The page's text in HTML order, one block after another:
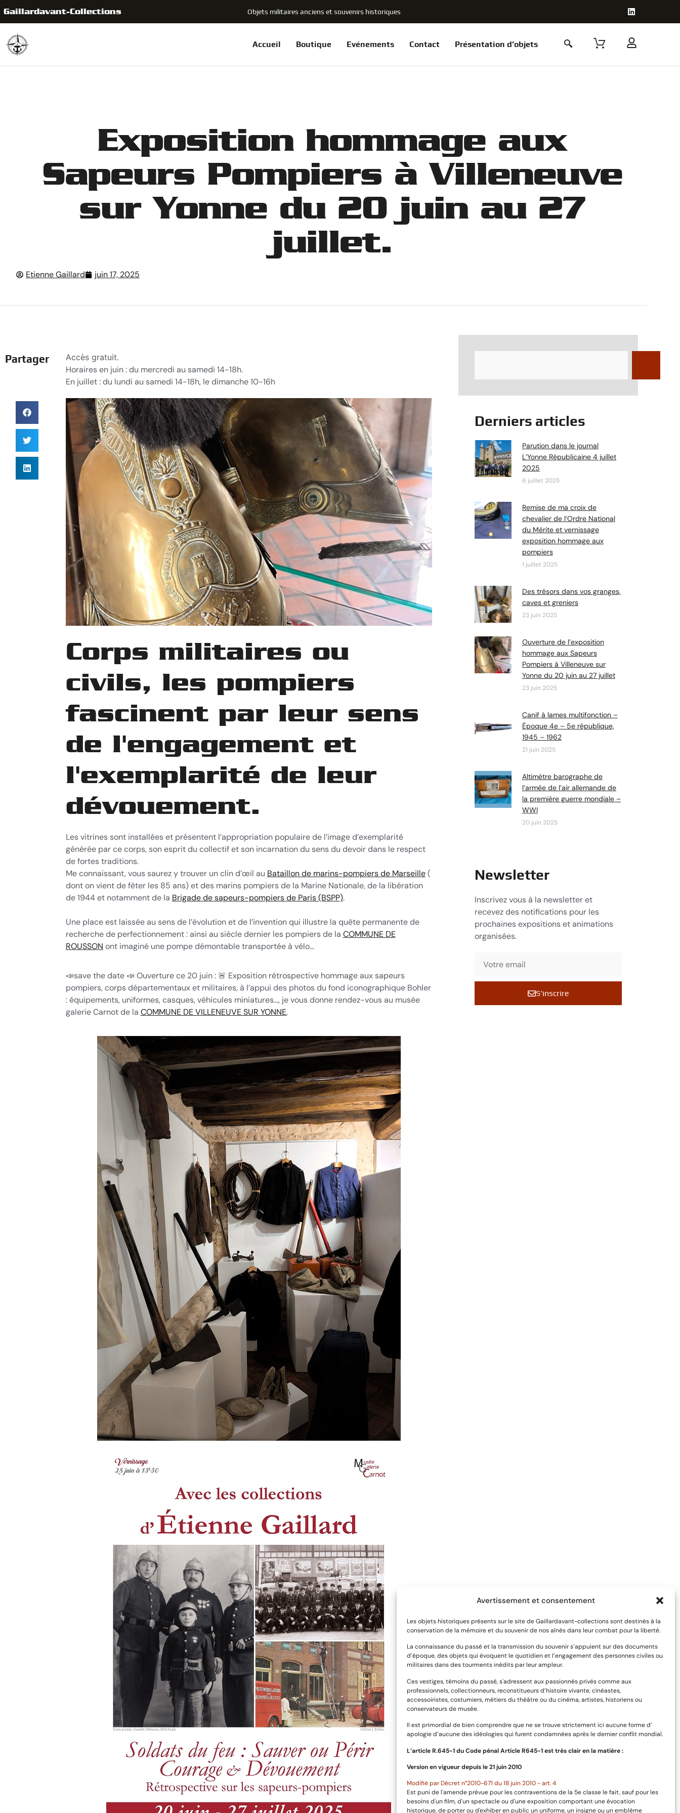
Avertissement et consentement
Les objets historiques présents sur le site de Gaillardavant-collections sont destinés à la
conservation de la mémoire et du souvenir de nos aînés dans leur combat pour la liberté.
La connaissance du passé et la transmission du souvenir s’appuient sur des documents
d’époque, des objets qui évoquent le quotidien et l’engagement des personnes civiles ou
militaires dans des tourments inédits par leur ampleur.
Ces vestiges, témoins du passé, s'adressent aux passionnés privés comme aux
professionnels, collectionneurs, reconstitueurs d’histoire vivante, cinéastes,
accessoiristes, costumiers, métiers du théâtre ou du cinéma, artistes, historiens ou
conservateurs de musée.
Il est primordial de bien comprendre que ne se trouve strictement ici aucune forme d’
apologie d’aucune des idéologies qui furent condamnées après le dernier conflit mondial.
L’article R.645­-1 du Code pénal Article R645-1 est très clair en la matière :
Version en vigueur depuis le 21 juin 2010
Modifié par Décret n°2010-671 du 18 juin 2010 - art. 4
Est puni de l'amende prévue pour les contraventions de la 5e classe le fait, sauf pour les
besoins d'un film, d'un spectacle ou d'une exposition comportant une évocation
historique, de porter ou d'exhiber en public un uniforme, un insigne ou un emblème
Gaillardavant-Collections Objets militaires anciens et souvenirs historiques
Accueil Boutique Evénements Contact Présentation d’objets
Exposition hommage aux
Sapeurs Pompiers à Villeneuve
sur Yonne du 20 juin au 27
juillet.
Etienne Gaillard juin 17, 2025
Partager Accès gratuit.
Horaires en juin : du mercredi au samedi 14-18h.
En juillet : du lundi au samedi 14-18h, le dimanche 10-16h
Corps militaires ou
civils, les pompiers
fascinent par leur sens
de l'engagement et
l'exemplarité de leur
dévouement.
Les vitrines sont installées et présentent l’appropriation populaire de l’image d’exemplarité
générée par ce corps, son esprit du collectif et son incarnation du sens du devoir dans le respect
de fortes traditions.
Me connaissant, vous saurez y trouver un clin d’œil au Bataillon de marins-pompiers de Marseille(
dont on vient de fêter les 85 ans) et des marins pompiers de la Marine Nationale, de la libération
de 1944 et notamment de la Brigade de sapeurs-pompiers de Paris (BSPP).
Une place est laissée au sens de l’évolution et de l’invention qui illustre la quête permanente de
recherche de perfectionnement : ainsi au siècle dernier les pompiers de la COMMUNE DE
ROUSSON ont imaginé une pompe démontable transportée à vélo…
📣save the date 📣 Ouverture ce 20 juin : 🚨 Exposition rétrospective hommage aux sapeurs
pompiers, corps départementaux et militaires, à l’appui des photos du fond iconographique Bohler
: équipements, uniformes, casques, véhicules miniatures…, je vous donne rendez-vous au musée
galerie Carnot de la COMMUNE DE VILLENEUVE SUR YONNE,
Derniers articles
Parution dans le journal
L’Yonne Républicaine 4 juillet
2025
6 juillet 2025
Remise de ma croix de
chevalier de l’Ordre National
du Mérite et vernissage
exposition hommage aux
pompiers
1 juillet 2025
Des trésors dans vos granges,
caves et greniers
23 juin 2025
Ouverture de l’exposition
hommage aux Sapeurs
Pompiers à Villeneuve sur
Yonne du 20 juin au 27 juillet
23 juin 2025
Canif à lames multifonction –
Époque 4e – 5e république,
1945 – 1962
21 juin 2025
Altimètre barographe de
l’armée de l’air allemande de
la première guerre mondiale –
WWI
20 juin 2025
Newsletter
Inscrivez vous à la newsletter et
recevez des notifications pour les
prochaines expositions et animations
organisées.
S'inscrire